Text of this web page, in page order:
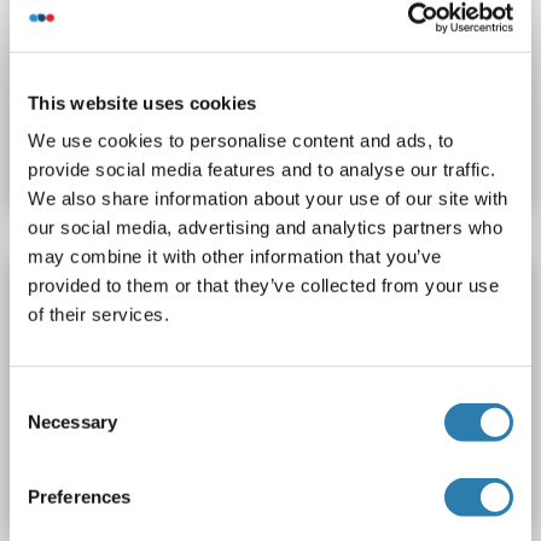
This website uses cookies
We use cookies to personalise content and ads, to
provide social media features and to analyse our traffic.
We also share information about your use of our site with
our social media, advertising and analytics partners who
may combine it with other information that you’ve
provided to them or that they’ve collected from your use
of their services.
Selection
Necessary
Preferences
N° du produit ABIN5592784
Fiche technique Détails
WISP2 Kit ELISA
WISP2 Reactivité: Souris
0.156-10 ng/mL
Plasma, Serum, Tissue Homogenate
N° du produit ABIN5592785